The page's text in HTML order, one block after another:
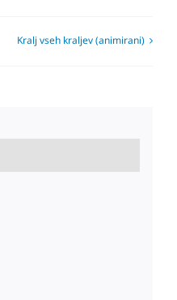
Kralj vseh kraljev (animirani)